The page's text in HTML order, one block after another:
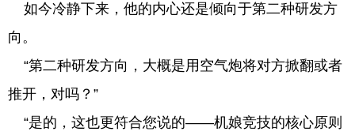
如今冷静下来，他的内心还是倾向于第二种研发方
向。
“第二种研发方向，大概是用空气炮将对方掀翻或者
推开，对吗？”
“是的，这也更符合您说的——机娘竞技的核心原则